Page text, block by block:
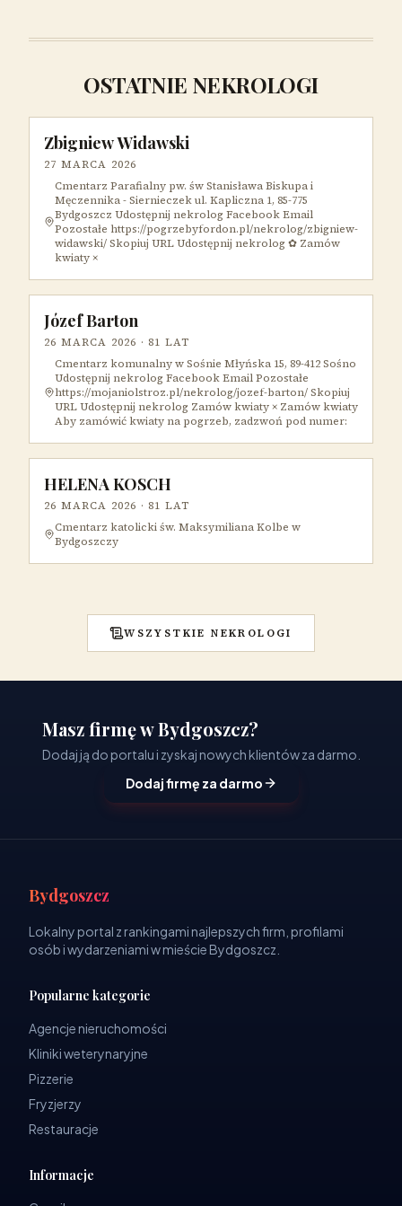
OSTATNIE NEKROLOGI
Zbigniew Widawski
27 MARCA 2026
Cmentarz Parafialny pw. św Stanisława Biskupa i
Męczennika - Siernieczek ul. Kapliczna 1, 85-775
Bydgoszcz Udostępnij nekrolog Facebook Email
Pozostałe https://pogrzebyfordon.pl/nekrolog/zbigniew-
widawski/ Skopiuj URL Udostępnij nekrolog ✿ Zamów
kwiaty ×
Józef Barton
26 MARCA 2026 · 81 LAT
Cmentarz komunalny w Sośnie Młyńska 15, 89-412 Sośno
Udostępnij nekrolog Facebook Email Pozostałe
https://mojaniolstroz.pl/nekrolog/jozef-barton/ Skopiuj
URL Udostępnij nekrolog Zamów kwiaty × Zamów kwiaty
Aby zamówić kwiaty na pogrzeb, zadzwoń pod numer:
HELENA KOSCH
26 MARCA 2026 · 81 LAT
Cmentarz katolicki św. Maksymiliana Kolbe w
Bydgoszczy
WSZYSTKIE NEKROLOGI
Masz firmę w Bydgoszcz?
Dodaj ją do portalu i zyskaj nowych klientów za darmo.
Dodaj firmę za darmo
Bydgoszcz
Lokalny portal z rankingami najlepszych firm, profilami
osób i wydarzeniami w mieście Bydgoszcz.
Popularne kategorie
Agencje nieruchomości
Kliniki weterynaryjne
Pizzerie
Fryzjerzy
Restauracje
Informacje